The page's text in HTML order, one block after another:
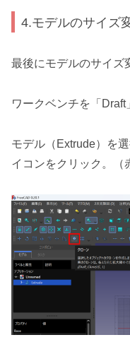
4.モデルのサイズ
最後にモデルのサイズ
ワークベンチを「Draft
モデル（Extrude）を
イコンをクリック。（